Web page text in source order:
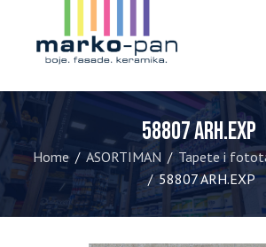
58807 ARH.EXP
Home / ASORTIMAN / Tapete i
/ 58807 ARH.EXP